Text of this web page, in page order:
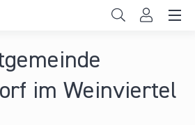
im Weinviertel